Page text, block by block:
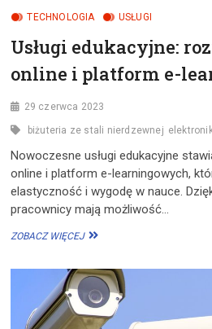
TECHNOLOGIA USŁUGI
Usługi edukacyjne:
online i platform e-
29 czerwca 2023
biżuteria ze stali nierdzewnej
Nowoczesne usługi edukacyjne
online i platform e-learningowych,
elastyczność i wygodę w nauce.
pracownicy mają możliwość…
ZOBACZ WIĘCEJUSŁUGI
SZKOLEŃ
ONLINE
I
PLATFORM